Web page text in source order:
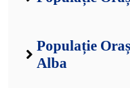
Populație
Alba